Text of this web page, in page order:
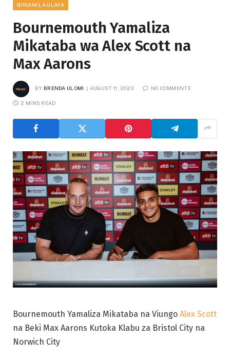
BIRIANI LA ULAYA
Bournemouth Yamaliza
Mikataba wa Alex Scott na
Max Aarons
BY BRENDA ULOMI AUGUST 11, 2023 NO COMMENTS
2 MINS READ
Bournemouth Yamaliza Mikataba na Viungo Alex Scott
na Beki Max Aarons Kutoka Klabu za Bristol City na
Norwich City